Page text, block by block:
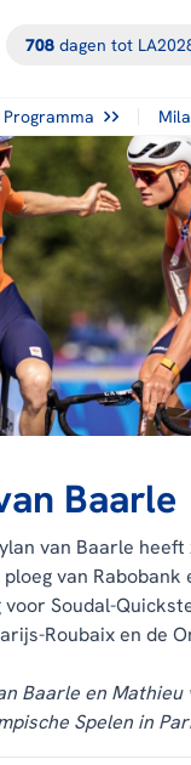
708dagen tot
Programma
Baarle
van Baarle heeft
van Rabobank
Soudal-
Roubaix en de
Baarle en Mathieu
Spelen in